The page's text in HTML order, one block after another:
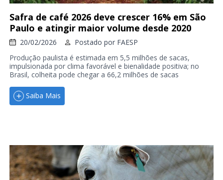
Safra de café 2026 deve crescer 16% em São
Paulo e atingir maior volume desde 2020
20/02/2026 Postado por FAESP
Produção paulista é estimada em 5,5 milhões de sacas,
impulsionada por clima favorável e bienalidade positiva; no
Brasil, colheita pode chegar a 66,2 milhões de sacas
Saiba Mais